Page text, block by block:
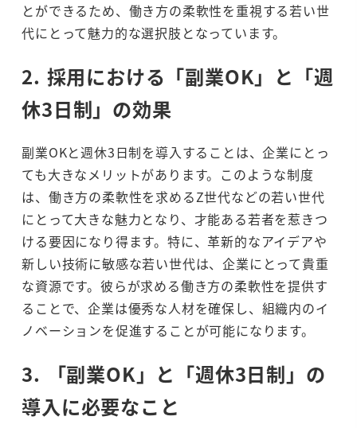
とができるため、働き方の柔軟性を重視する若い世
代にとって魅力的な選択肢となっています。
2. 採用における「副業OK」と「週
休3日制」の効果
副業OKと週休3日制を導入することは、企業にとっ
ても大きなメリットがあります。このような制度
は、働き方の柔軟性を求めるZ世代などの若い世代
にとって大きな魅力となり、才能ある若者を惹きつ
ける要因になり得ます。特に、革新的なアイデアや
新しい技術に敏感な若い世代は、企業にとって貴重
な資源です。彼らが求める働き方の柔軟性を提供す
ることで、企業は優秀な人材を確保し、組織内のイ
ノベーションを促進することが可能になります。
3. 「副業OK」と「週休3日制」の
導入に必要なこと